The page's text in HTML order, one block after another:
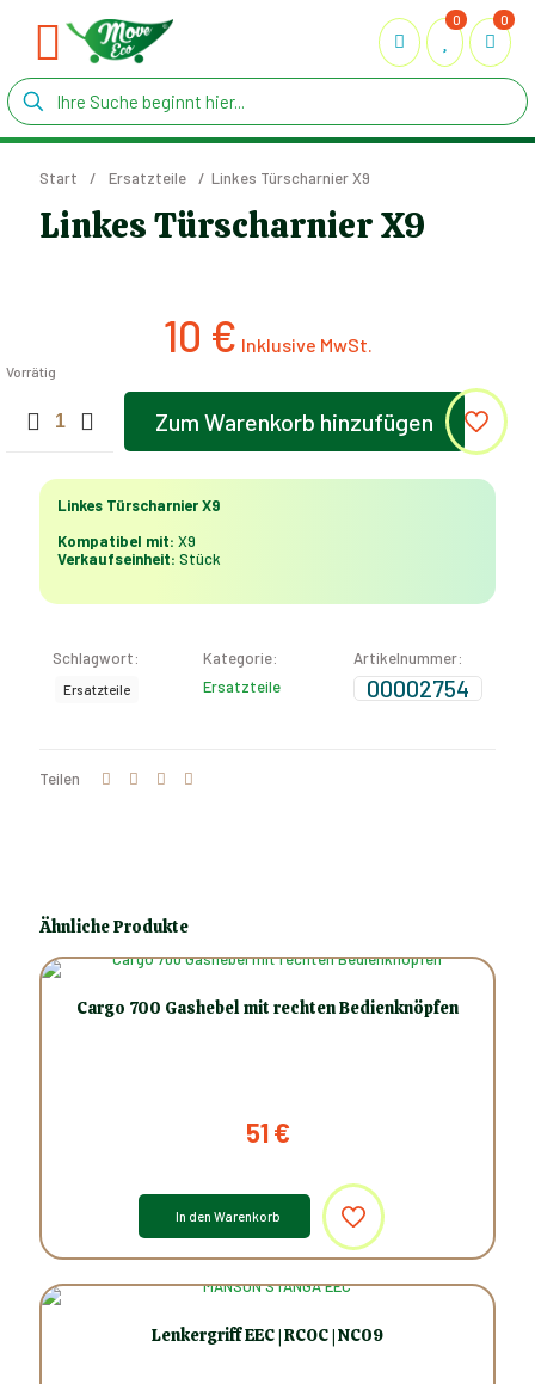
0 0
Start / Ersatzteile / Linkes Türscharnier X9
Linkes Türscharnier X9
10 €
Vorrätig
Türscharnier
Zum Warenkorb hinzufügen
Linkes Türscharnier X9
Kompatibel mit: X9
Verkaufseinheit: Stück
Schlagwort:
Ersatzteile
Kategorie:
Ersatzteile
Artikelnummer:
00002754
Teilen
Ähnliche Produkte
Cargo 700 Gashebel mit rechten Bedienknöpfen
51€
In den Warenkorb
Lenkergriff EEC | RCOC | NC09